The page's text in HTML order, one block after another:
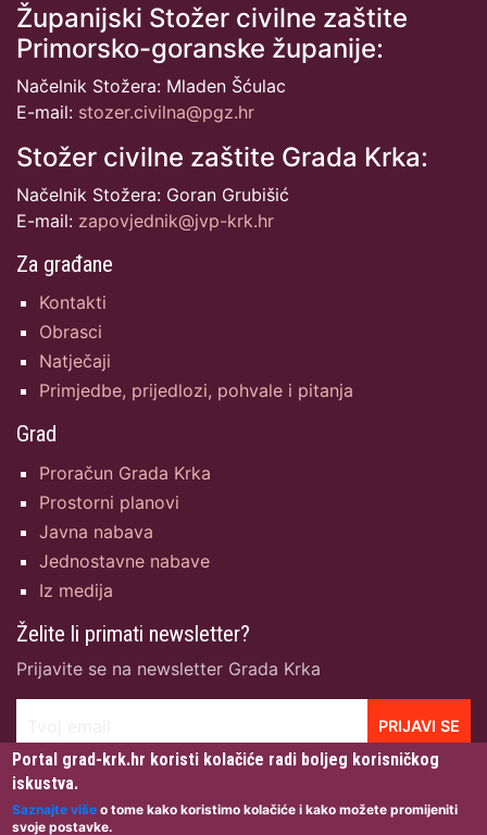
Županijski Stožer civilne zaštite
Primorsko-goranske županije:
Načelnik Stožera: Mladen Šćulac
E-mail: stozer.civilna@pgz.hr
Stožer civilne zaštite Grada Krka:
Načelnik Stožera: Goran Grubišić
E-mail: zapovjednik@jvp-krk.hr
Za građane
Kontakti
Obrasci
Natječaji
Primjedbe, prijedlozi, pohvale i pitanja
Grad
Proračun Grada Krka
Prostorni planovi
Javna nabava
Jednostavne nabave
Iz medija
Želite li primati newsletter?
Prijavite se na newsletter Grada Krka
PRIJAVI SE
Portal grad-krk.hr koristi kolačiće radi boljeg korisničkog
iskustva.
Saznajte više o tome kako koristimo kolačiće i kako možete promijeniti
svoje postavke.